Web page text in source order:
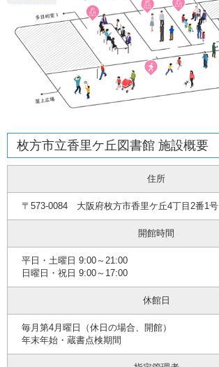
枚方市立香里ケ丘図書館 施設概要
住所
〒573-0084 大阪府枚方市香里ケ丘4丁目2番1号
開館時間
平日・土曜日 9:00～21:00
日曜日・祝日 9:00～17:00
休館日
毎月第4月曜日（休日の場合、開館）
年末年始・蔵書点検期間